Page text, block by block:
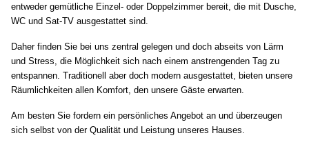
entweder gemütliche Einzel- oder Doppelzimmer bereit, die mit Dusche,
WC und Sat-TV ausgestattet sind.
Daher finden Sie bei uns zentral gelegen und doch abseits von Lärm
und Stress, die Möglichkeit sich nach einem anstrengenden Tag zu
entspannen. Traditionell aber doch modern ausgestattet, bieten unsere
Räumlichkeiten allen Komfort, den unsere Gäste erwarten.
Am besten Sie fordern ein persönliches Angebot an und überzeugen
sich selbst von der Qualität und Leistung unseres Hauses.